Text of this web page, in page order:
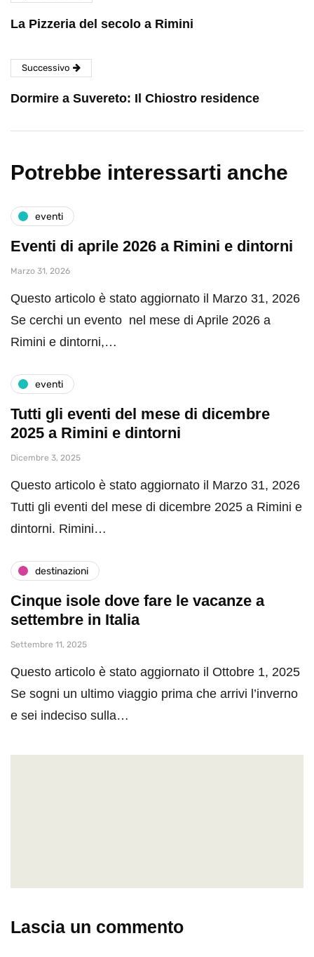
La Pizzeria del secolo a Rimini
Successivo
Dormire a Suvereto: Il Chiostro residence
Potrebbe interessarti anche
eventi
Eventi di aprile 2026 a Rimini e dintorni
Marzo 31, 2026
Questo articolo è stato aggiornato il Marzo 31, 2026
Se cerchi un evento nel mese di Aprile 2026 a
Rimini e dintorni,…
eventi
Tutti gli eventi del mese di dicembre
2025 a Rimini e dintorni
Dicembre 3, 2025
Questo articolo è stato aggiornato il Marzo 31, 2026
Tutti gli eventi del mese di dicembre 2025 a Rimini e
dintorni. Rimini…
destinazioni
Cinque isole dove fare le vacanze a
settembre in Italia
Settembre 11, 2025
Questo articolo è stato aggiornato il Ottobre 1, 2025
Se sogni un ultimo viaggio prima che arrivi l’inverno
e sei indeciso sulla…
Lascia un commento